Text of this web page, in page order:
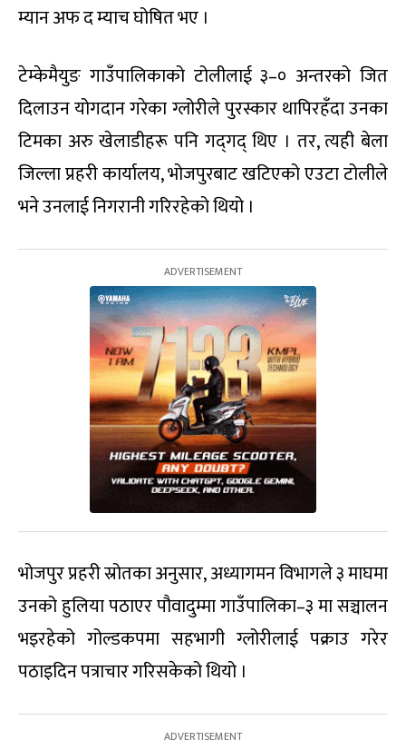
म्यान अफ द म्याच घोषित भए ।
टेम्केमैयुङ गाउँपालिकाको टोलीलाई ३–० अन्तरको जित
दिलाउन योगदान गरेका ग्लोरीले पुरस्कार थापिरहँदा उनका
टिमका अरु खेलाडीहरू पनि गद्‌गद् थिए । तर, त्यही बेला
जिल्ला प्रहरी कार्यालय, भोजपुरबाट खटिएको एउटा टोलीले
भने उनलाई निगरानी गरिरहेको थियो ।
भोजपुर प्रहरी स्रोतका अनुसार, अध्यागमन विभागले ३ माघमा
उनको हुलिया पठाएर पौवादुम्मा गाउँपालिका–३ मा सञ्चालन
भइरहेको गोल्डकपमा सहभागी ग्लोरीलाई पक्राउ गरेर
पठाइदिन पत्राचार गरिसकेको थियो ।